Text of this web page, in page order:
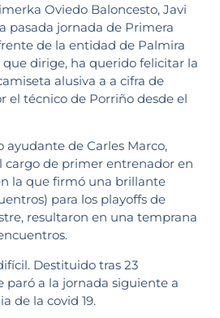
Oviedo Baloncesto, Javi
pasada jornada de Primera
de la entidad de Palmira
que dirige, ha querido felicitar la
alusiva a a cifra de
el técnico de Porriño desde el
ayudante de Carles Marco,
cargo de primer entrenador en
la que firmó una brillante
para los playoffs de
resultaron en una temprana
Destituido tras 23
paró a la jornada siguiente a
de la covid 19.